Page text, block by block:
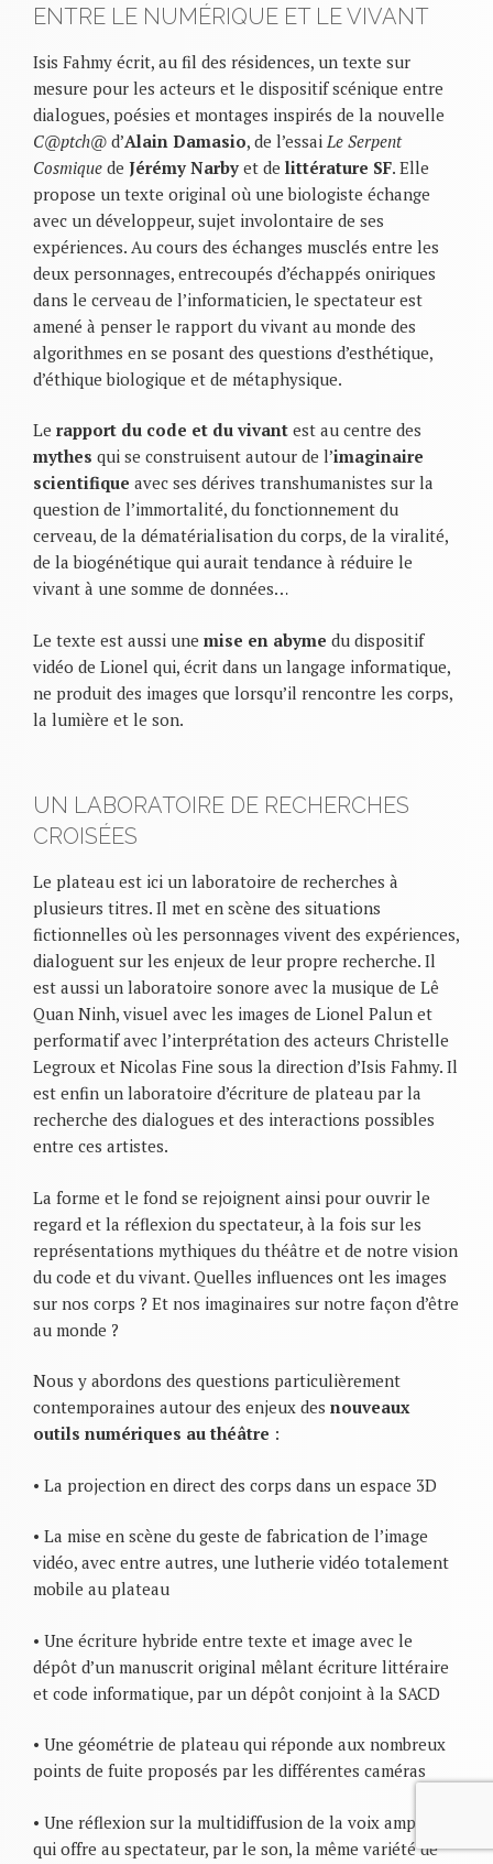
ENTRE LE NUMÉRIQUE ET LE VIVANT
Isis Fahmy écrit, au fil des résidences, un texte sur
mesure pour les acteurs et le dispositif scénique entre
dialogues, poésies et montages inspirés de la nouvelle
C@ptch@ d’Alain Damasio, de l’essai Le Serpent
Cosmique de Jérémy Narby et de littérature SF. Elle
propose un texte original où une biologiste échange
avec un développeur, sujet involontaire de ses
expériences. Au cours des échanges musclés entre les
deux personnages, entrecoupés d’échappés oniriques
dans le cerveau de l’informaticien, le spectateur est
amené à penser le rapport du vivant au monde des
algorithmes en se posant des questions d’esthétique,
d’éthique biologique et de métaphysique.
Le rapport du code et du vivant est au centre des
mythes qui se construisent autour de l’imaginaire
scientifique avec ses dérives transhumanistes sur la
question de l’immortalité, du fonctionnement du
cerveau, de la dématérialisation du corps, de la viralité,
de la biogénétique qui aurait tendance à réduire le
vivant à une somme de données…
Le texte est aussi une mise en abyme du dispositif
vidéo de Lionel qui, écrit dans un langage informatique,
ne produit des images que lorsqu’il rencontre les corps,
la lumière et le son.
UN LABORATOIRE DE RECHERCHES
CROISÉES
Le plateau est ici un laboratoire de recherches à
plusieurs titres. Il met en scène des situations
fictionnelles où les personnages vivent des expériences,
dialoguent sur les enjeux de leur propre recherche. Il
est aussi un laboratoire sonore avec la musique de Lê
Quan Ninh, visuel avec les images de Lionel Palun et
performatif avec l’interprétation des acteurs Christelle
Legroux et Nicolas Fine sous la direction d’Isis Fahmy. Il
est enfin un laboratoire d’écriture de plateau par la
recherche des dialogues et des interactions possibles
entre ces artistes.
La forme et le fond se rejoignent ainsi pour ouvrir le
regard et la réflexion du spectateur, à la fois sur les
représentations mythiques du théâtre et de notre vision
du code et du vivant. Quelles influences ont les images
sur nos corps ? Et nos imaginaires sur notre façon d’être
au monde ?
Nous y abordons des questions particulièrement
contemporaines autour des enjeux des nouveaux
outils numériques au théâtre :
• La projection en direct des corps dans un espace 3D
• La mise en scène du geste de fabrication de l’image
vidéo, avec entre autres, une lutherie vidéo totalement
mobile au plateau
• Une écriture hybride entre texte et image avec le
dépôt d’un manuscrit original mêlant écriture littéraire
et code informatique, par un dépôt conjoint à la SACD
• Une géométrie de plateau qui réponde aux nombreux
points de fuite proposés par les différentes caméras
• Une réflexion sur la multidiffusion de la voix amplifiée
qui offre au spectateur, par le son, la même variété de